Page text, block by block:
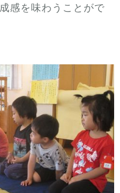
感を味わうことがで